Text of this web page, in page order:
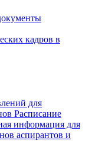
кадров в
для
Расписание
информация для
аспирантов и